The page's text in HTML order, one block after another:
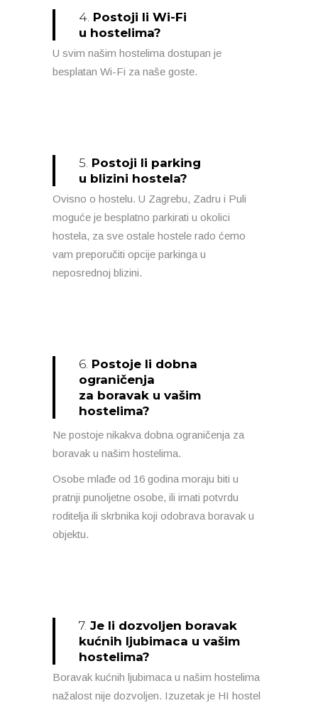
4. Postoji li Wi-Fi
u hostelima?
U svim našim hostelima dostupan je
besplatan Wi-Fi za naše goste.
5. Postoji li parking
u blizini hostela?
Ovisno o hostelu. U Zagrebu, Zadru i Puli
moguće je besplatno parkirati u okolici
hostela, za sve ostale hostele rado ćemo
vam preporučiti opcije parkinga u
neposrednoj blizini.
6. Postoje li dobna
ograničenja
za boravak u vašim
hostelima?
Ne postoje nikakva dobna ograničenja za
boravak u našim hostelima.
Osobe mlađe od 16 godina moraju biti u
pratnji punoljetne osobe, ili imati potvrdu
roditelja ili skrbnika koji odobrava boravak u
objektu.
7. Je li dozvoljen boravak
kućnih ljubimaca u vašim
hostelima?
Boravak kućnih ljubimaca u našim hostelima
nažalost nije dozvoljen. Izuzetak je HI hostel